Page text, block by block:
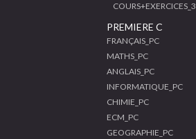
COURS+EXERCICES_3
PREMIERE C
FRANÇAIS_PC
MATHS_PC
ANGLAIS_PC
INFORMATIQUE_PC
CHIMIE_PC
ECM_PC
GEOGRAPHIE_PC